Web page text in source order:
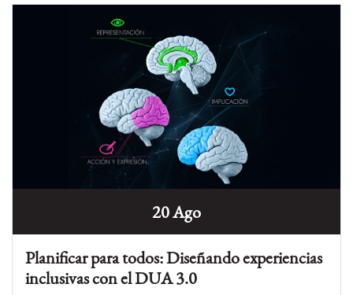
20 Ago
Planificar para todos: Diseñando experiencias
inclusivas con el DUA 3.0